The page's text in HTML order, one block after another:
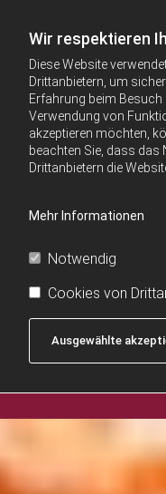
Wir respektieren
Diese Website
Drittanbietern, um
Erfahrung beim Besuch
Verwendung von
akzeptieren möchten,
beachten Sie, dass das
Drittanbietern die
Mehr Informationen
Notwendig
Cookies von
Ausgewählte